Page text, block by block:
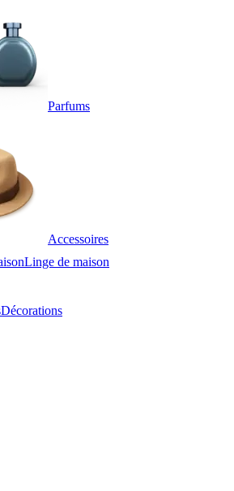
Parfums
Accessoires
Linge de maison
Décorations